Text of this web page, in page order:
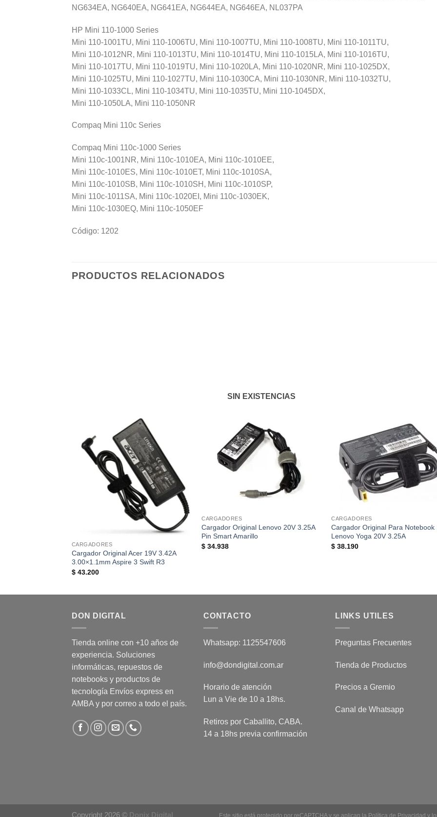
NG634EA, NG640EA, NG641EA, NG644EA, NG646EA, NL037PA
HP Mini 110-1000 Series
Mini 110-1001TU, Mini 110-1006TU, Mini 110-1007TU, Mini 110-1008TU, Mini 110-1011TU,
Mini 110-1012NR, Mini 110-1013TU, Mini 110-1014TU, Mini 110-1015LA, Mini 110-1016TU,
Mini 110-1017TU, Mini 110-1019TU, Mini 110-1020LA, Mini 110-1020NR, Mini 110-1025DX,
Mini 110-1025TU, Mini 110-1027TU, Mini 110-1030CA, Mini 110-1030NR, Mini 110-1032TU,
Mini 110-1033CL, Mini 110-1034TU, Mini 110-1035TU, Mini 110-1045DX,
Mini 110-1050LA, Mini 110-1050NR
Compaq Mini 110c Series
Compaq Mini 110c-1000 Series
Mini 110c-1001NR, Mini 110c-1010EA, Mini 110c-1010EE,
Mini 110c-1010ES, Mini 110c-1010ET, Mini 110c-1010SA,
Mini 110c-1010SB, Mini 110c-1010SH, Mini 110c-1010SP,
Mini 110c-1011SA, Mini 110c-1020EI, Mini 110c-1030EK,
Mini 110c-1030EQ, Mini 110c-1050EF
Código: 1202
PRODUCTOS RELACIONADOS
CARGADORES
Cargador Original Acer 19V 3.42A
3.00×1.1mm Aspire 3 Swift R3
$43.200
SIN EXISTENCIAS
CARGADORES
Cargador Original Lenovo 20V 3.25A
Pin Smart Amarillo
$ 34.938
CARGADORES
Cargador Original Para Notebook
Lenovo Yoga 20V 3.25A
$ 38.190
DON DIGITAL
Tienda online con +10 años de
experiencia. Soluciones
informáticas, repuestos de
notebooks y productos de
tecnología Envíos express en
AMBA y por correo a todo el país.
CONTACTO
Whatsapp: 1125547606
info@dondigital.com.ar
Horario de atención
Lun a Vie de 10 a 18hs.
Retiros por Caballito, CABA.
14 a 18hs previa confirmación
LINKS UTILES
Preguntas Frecuentes
Tienda de Productos
Precios a Gremio
Canal de Whatsapp
Copyright 2026 © Donix Digital Este sitio está protegido por reCAPTCHA y se aplican la Política de Privacidad y